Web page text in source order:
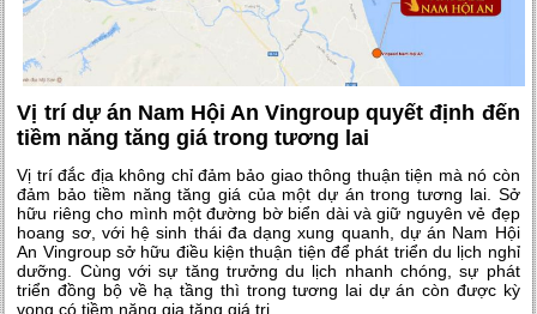
Vị trí dự án Nam Hội An Vingroup quyết định đến
tiềm năng tăng giá trong tương lai
Vị trí đắc địa không chỉ đảm bảo giao thông thuận tiện mà nó còn
đảm bảo tiềm năng tăng giá của một dự án trong tương lai. Sở
hữu riêng cho mình một đường bờ biển dài và giữ nguyên vẻ đẹp
hoang sơ, với hệ sinh thái đa dạng xung quanh, dự án Nam Hội
An Vingroup sở hữu điều kiện thuận tiện để phát triển du lịch nghỉ
dưỡng. Cùng với sự tăng trưởng du lịch nhanh chóng, sự phát
triển đồng bộ về hạ tầng thì trong tương lai dự án còn được kỳ
vọng có tiềm năng gia tăng giá trị.